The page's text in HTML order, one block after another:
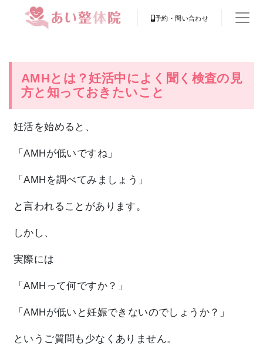
予約・問い合わせ
AMHとは？妊活中によく聞く検査の見
方と知っておきたいこと
妊活を始めると、
「AMHが低いですね」
「AMHを調べてみましょう」
と言われることがあります。
しかし、
実際には
「AMHって何ですか？」
「AMHが低いと妊娠できないのでしょうか？」
というご質問も少なくありません。